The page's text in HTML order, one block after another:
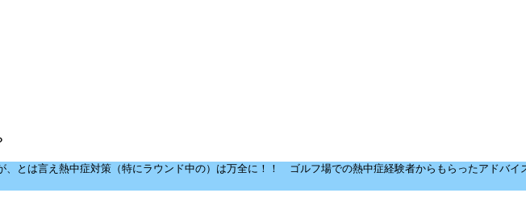
とは言え熱中症対策（特にラウンド中の）は万全に！！ ゴルフ場での熱中症経験者からもらったアドバイ